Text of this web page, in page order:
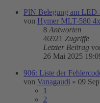
PIN Belegung am
von Hymer MLT-580
8 Antworten
46921 Zugriffe
Letzter Beitrag
26 Mai 2025
906: Liste der
von Vanagaudi » 09
1
2